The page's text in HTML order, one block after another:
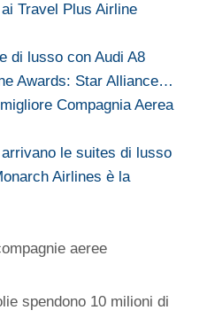
Travel Plus Airline
di lusso con Audi A8
Awards: Star Alliance…
Compagnia Aerea
le suites di lusso
Airlines è la
aeree
spendono 10 milioni di